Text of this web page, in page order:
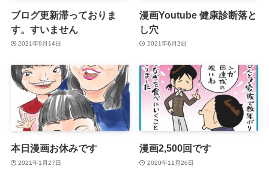
ブログ更新滞っておりま
す。すいません
2021年9月14日
漫画Youtube 健康診断落と
し穴
2021年6月2日
本日漫画お休みです
2021年1月27日
漫画2,500回です
2020年11月26日